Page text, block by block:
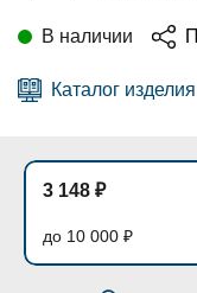
В наличии
Каталог
3 148 ₽
до 10 000 ₽